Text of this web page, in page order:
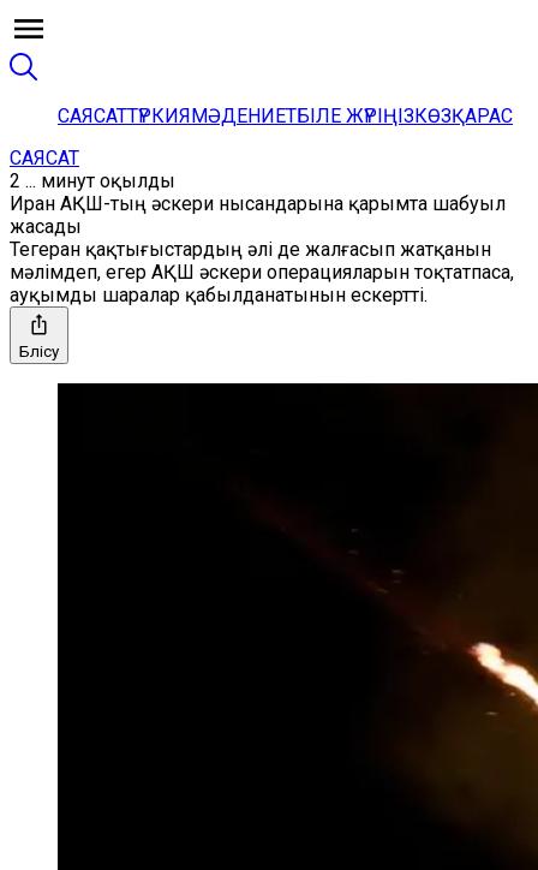
САЯСАТТҮРКИЯМӘДЕНИЕТБІЛЕ ЖҮРІҢІЗКӨЗҚАРАС
САЯСАТ
2 ... минут оқылды
Иран АҚШ-тың әскери нысандарына қарымта шабуыл
жасады
Тегеран қақтығыстардың әлі де жалғасып жатқанын
мәлімдеп, егер АҚШ әскери операцияларын тоқтатпаса,
ауқымды шаралар қабылданатынын ескертті.
Бөлісу